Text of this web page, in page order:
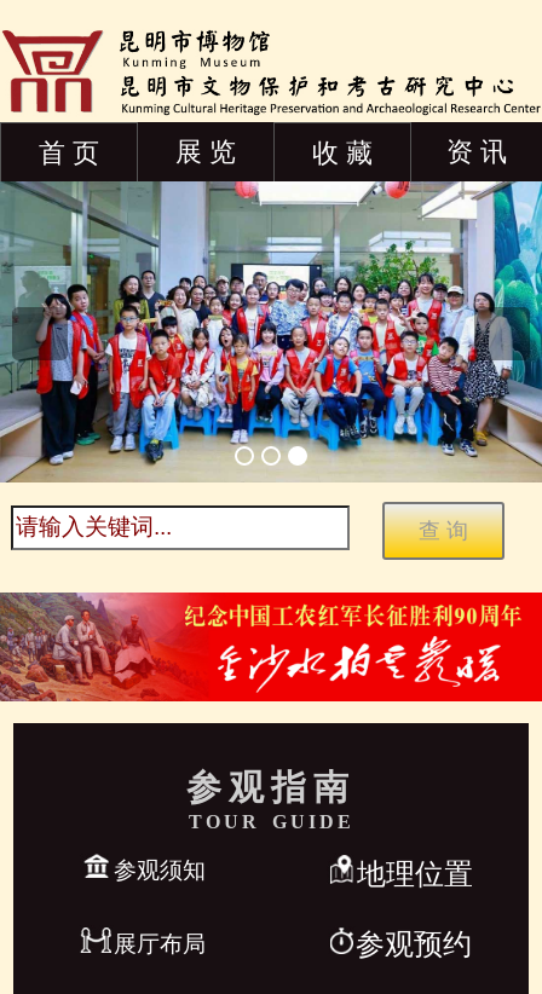
首 页 展 览 收 藏 资 讯
参观指南
TOUR GUIDE
参观须知 地理位置
展厅布局 参观预约